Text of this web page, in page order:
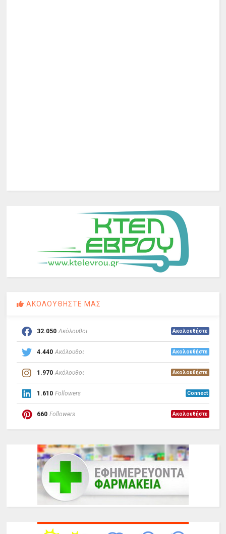
ΑΚΟΛΟΥΘΗΣΤΕ ΜΑΣ
32.050 Ακόλουθοι Ακολουθήστε
4.440 Ακόλουθοι Ακολουθήστε
1.970 Ακόλουθοι Ακολουθήστε
1.610 Followers Connect
660 Followers Ακολουθήστε